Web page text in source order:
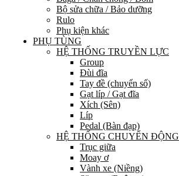
Bộ sửa chữa / Bảo dưỡng
Rulo
Phụ kiện khác
PHỤ TÙNG
HỆ THỐNG TRUYỀN LỰC
Group
Đùi đĩa
Tay đề (chuyển số)
Gạt líp / Gạt đĩa
Xích (Sên)
Líp
Pedal (Bàn đạp)
HỆ THỐNG CHUYỂN ĐỘNG
Trục giữa
Moay ơ
Vành xe (Niềng)